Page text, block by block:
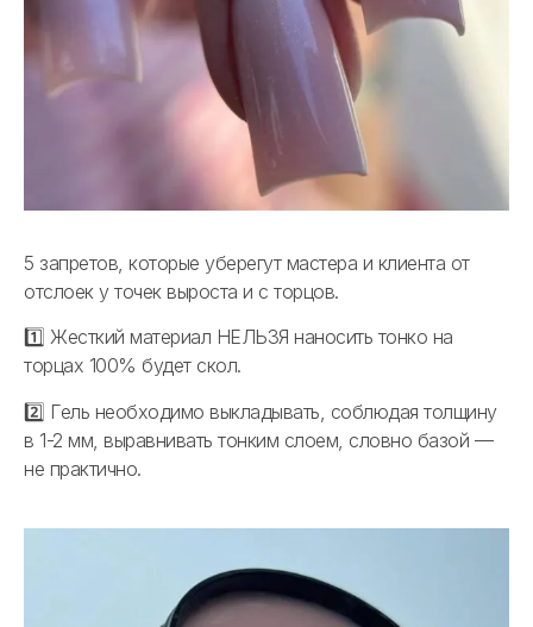
5 запретов, которые уберегут мастера и клиента от
отслоек у точек выроста и с торцов.
1️⃣ Жесткий материал НЕЛЬЗЯ наносить тонко на
торцах 100% будет скол.
2️⃣ Гель необходимо выкладывать, соблюдая толщину
в 1-2 мм, выравнивать тонким слоем, словно базой —
не практично.